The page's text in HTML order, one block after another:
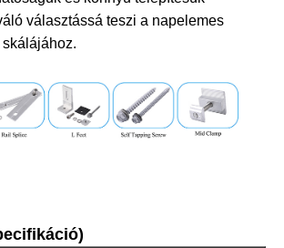
választássá teszi a napelemes